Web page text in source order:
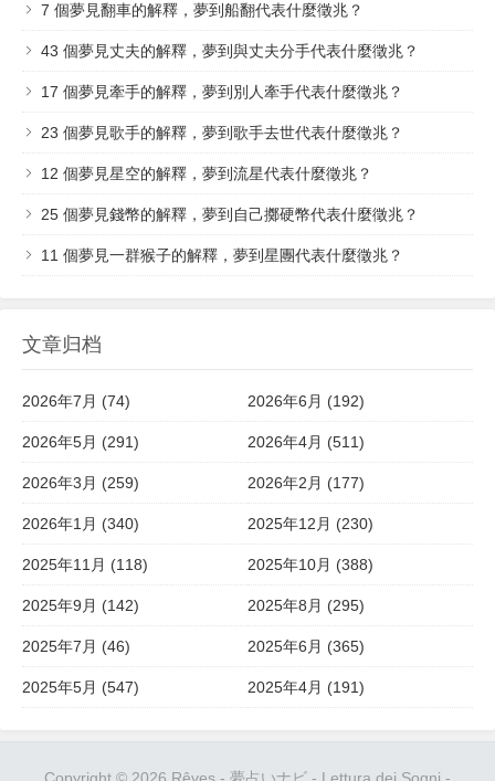
7 個​夢見翻車的解釋，夢到船翻代表什麼徵兆？
43 個夢見丈夫的解釋，夢到與丈夫分手代表什麼徵兆？
17 個夢見牽手的解釋，夢到別人牽手代表什麼徵兆？
23 個夢見歌手的解釋，夢到歌手去世代表什麼徵兆？
12 個夢見星空的解釋，夢到流星代表什麼徵兆？
25 個夢見錢幣的解釋，夢到自己擲硬幣代表什麼徵兆？
11 個夢見一群猴子的解釋，夢到星團代表什麼徵兆？
文章归档
2026年7月 (74) 2026年6月 (192)
2026年5月 (291) 2026年4月 (511)
2026年3月 (259) 2026年2月 (177)
2026年1月 (340) 2025年12月 (230)
2025年11月 (118) 2025年10月 (388)
2025年9月 (142) 2025年8月 (295)
2025年7月 (46) 2025年6月 (365)
2025年5月 (547) 2025年4月 (191)